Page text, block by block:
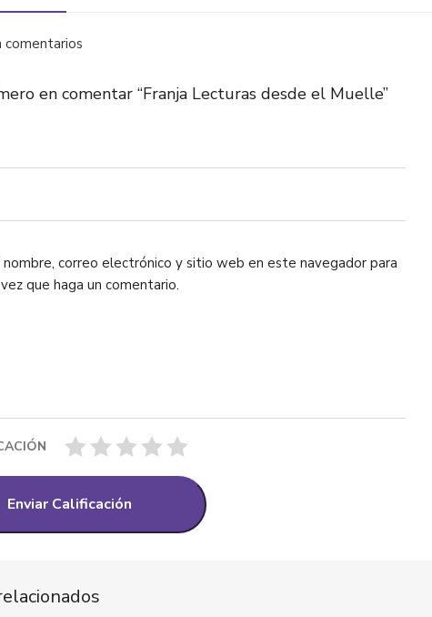
comentarios
en comentar “Franja Lecturas desde el Muelle”
nombre, correo electrónico y sitio web en este navegador para
que haga un comentario.